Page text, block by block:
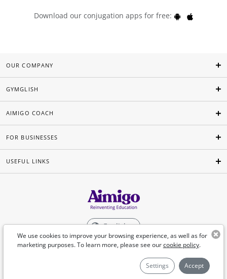
Download our conjugation apps for free:
We use cookies to improve your browsing experience, as well as for
marketing purposes. To learn more, please see ourcookie policy.
Settings Accept
OUR COMPANY
GYMGLISH
AIMIGO COACH
FOR BUSINESSES
USEFUL LINKS
English
©Aimigo 2026